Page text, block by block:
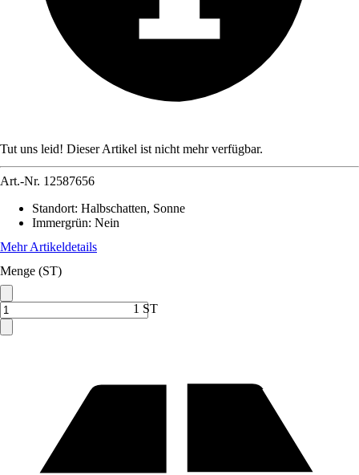
Tut uns leid! Dieser Artikel ist nicht mehr verfügbar.
Art.-Nr. 12587656
Standort: Halbschatten, Sonne
Immergrün: Nein
Mehr Artikeldetails
Menge (ST)
1 ST